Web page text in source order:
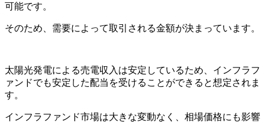
可能です。
そのため、需要によって取引される金額が決まっています。
太陽光発電による売電収入は安定しているため、インフラフ
ァンドでも安定した配当を受けることができると想定されま
す。
インフラファンド市場は大きな変動なく、相場価格にも影響